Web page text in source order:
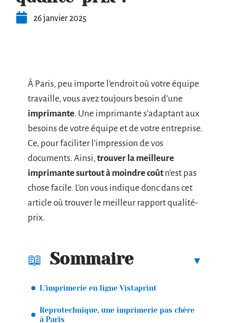
26 janvier 2025
À Paris, peu importe l’endroit où votre équipe
travaille, vous avez toujours besoin d’une
imprimante. Une imprimante s’adaptant aux
besoins de votre équipe et de votre entreprise.
Ce, pour faciliter l’impression de vos
documents. Ainsi,trouver la meilleure
imprimante surtout à moindre coûtn’est pas
chose facile. L’on vous indique donc dans cet
article où trouver le meilleur rapport qualité-
prix.
Sommaire
L’imprimerie en ligne Vistaprint
Reprotechnique, une imprimerie pas chère
à Paris